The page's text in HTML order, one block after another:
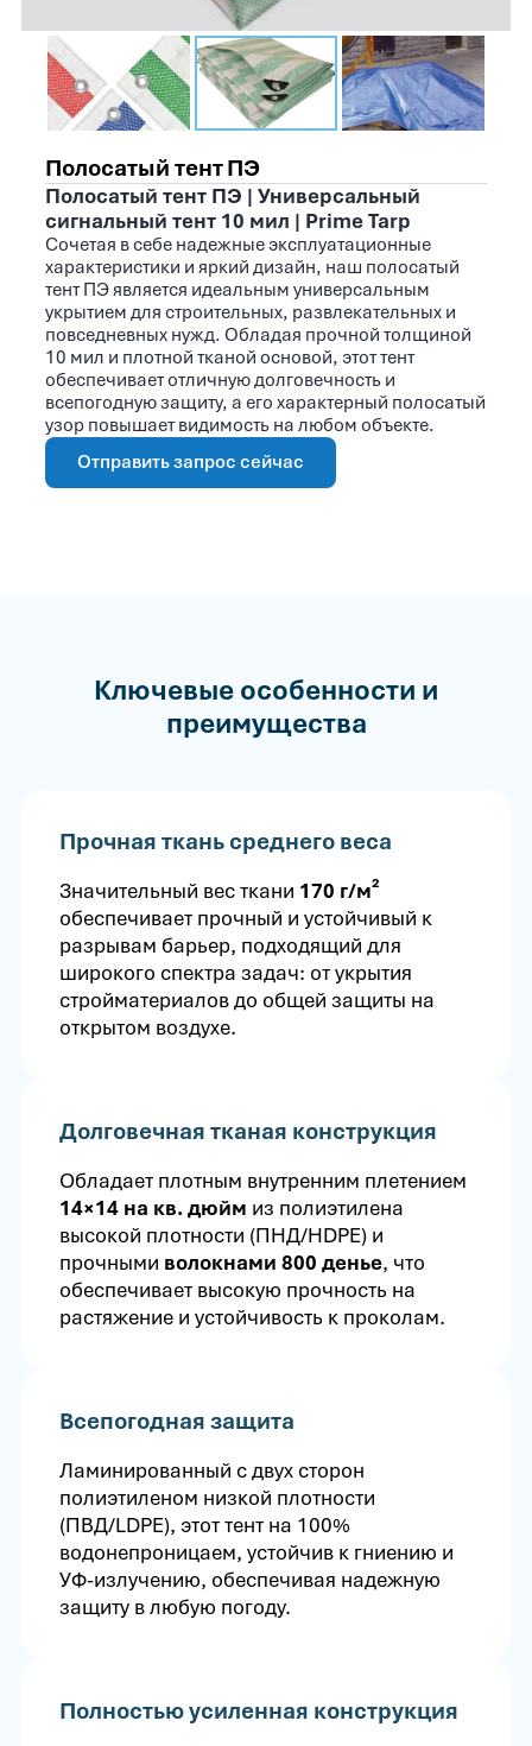
Полосатый тент ПЭ
Полосатый тент ПЭ | Универсальный
сигнальный тент 10 мил | Prime Tarp
Сочетая в себе надежные эксплуатационные
характеристики и яркий дизайн, наш полосатый
тент ПЭ является идеальным универсальным
укрытием для строительных, развлекательных и
повседневных нужд. Обладая прочной толщиной
10 мил и плотной тканой основой, этот тент
обеспечивает отличную долговечность и
всепогодную защиту, а его характерный полосатый
узор повышает видимость на любом объекте.
Отправить запрос сейчас
Ключевые особенности и
преимущества
Прочная ткань среднего веса
Значительный вес ткани 170 г/м²
обеспечивает прочный и устойчивый к
разрывам барьер, подходящий для
широкого спектра задач: от укрытия
стройматериалов до общей защиты на
открытом воздухе.
Долговечная тканая конструкция
Обладает плотным внутренним плетением
14×14 на кв. дюйм из полиэтилена
высокой плотности (ПНД/HDPE) и
прочными волокнами 800 денье, что
обеспечивает высокую прочность на
растяжение и устойчивость к проколам.
Всепогодная защита
Ламинированный с двух сторон
полиэтиленом низкой плотности
(ПВД/LDPE), этот тент на 100%
водонепроницаем, устойчив к гниению и
УФ-излучению, обеспечивая надежную
защиту в любую погоду.
Полностью усиленная конструкция